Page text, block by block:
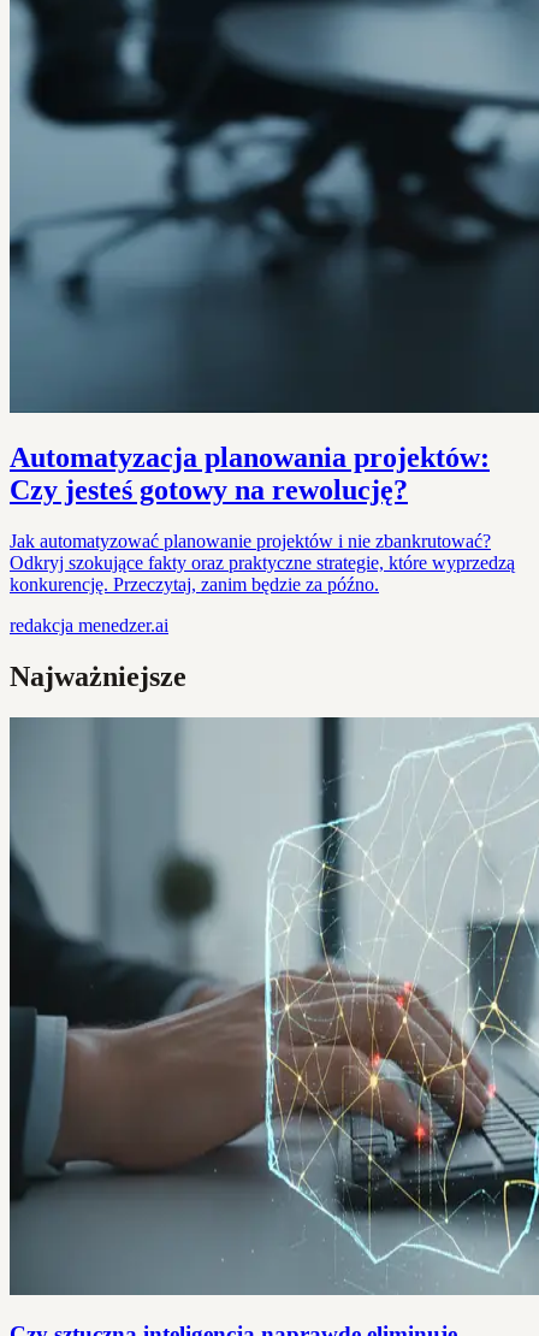
Automatyzacja planowania projektów:
Czy jesteś gotowy na rewolucję?
Jak automatyzować planowanie projektów i nie zbankrutować?
Odkryj szokujące fakty oraz praktyczne strategie, które wyprzedzą
konkurencję. Przeczytaj, zanim będzie za późno.
redakcja menedzer.ai
Najważniejsze